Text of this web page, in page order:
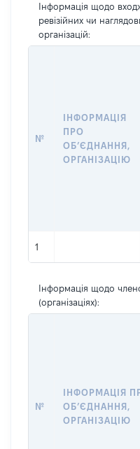
Інформація щодо
ревізійних чи
організацій:
№
ІНФОРМАЦІЯ
ПРО
ОБʼЄДНАННЯ,
ОРГАНІЗАЦІЮ
1
Інформація щодо
(організаціях):
№
ІНФОРМАЦІЯ
ОБʼЄДНАННЯ,
ОРГАНІЗАЦІЮ